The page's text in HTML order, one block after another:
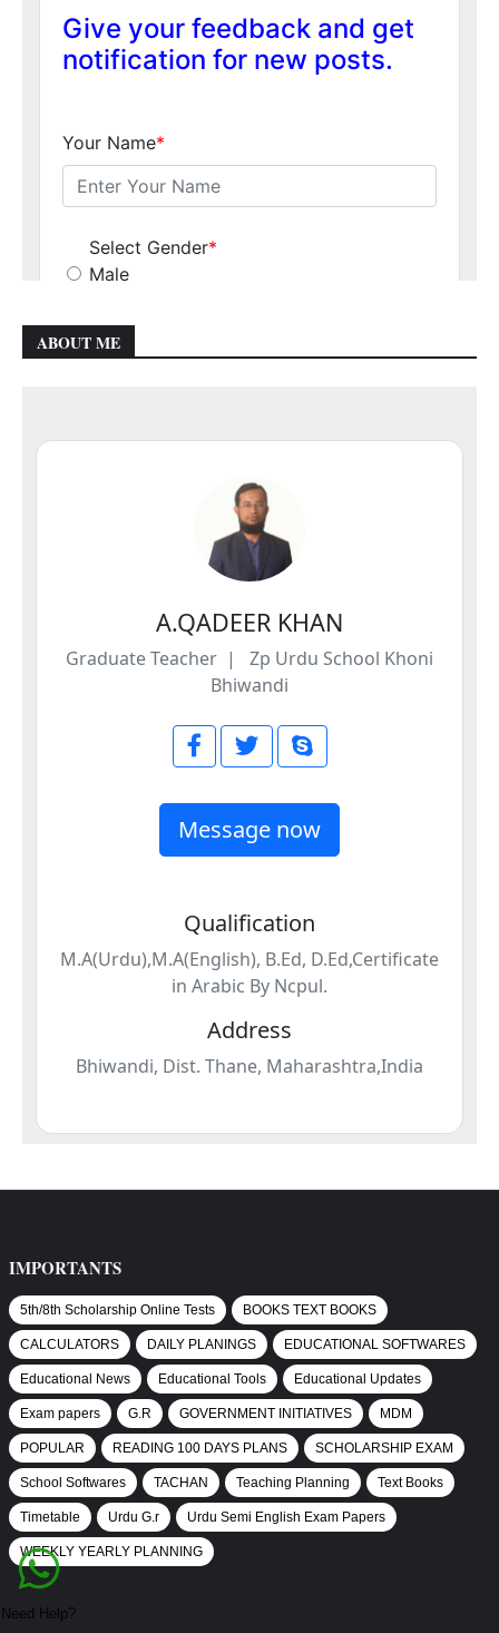
ABOUT ME
IMPORTANTS
5th/8th Scholarship Online Tests BOOKS TEXT BOOKS
CALCULATORS DAILY PLANINGS EDUCATIONAL SOFTWARES
Educational News Educational Tools Educational Updates
Exam papers G.R GOVERNMENT INITIATIVES MDM
POPULAR READING 100 DAYS PLANS SCHOLARSHIP EXAM
School Softwares TACHAN Teaching Planning Text Books
Timetable Urdu G.r Urdu Semi English Exam Papers
WEEKLY YEARLY PLANNING
Need Help?